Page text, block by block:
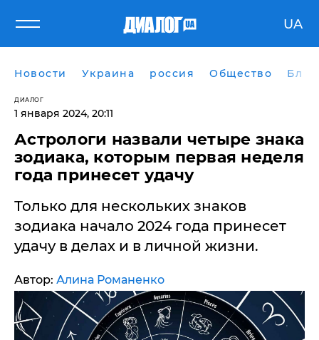
UA
Новости Украина россия Общество
ДИАЛОГ
1 января 2024, 20:11
Астрологи назвали четыре знака
зодиака, которым первая неделя
года принесет удачу
Только для нескольких знаков
зодиака начало 2024 года принесет
удачу в делах и в личной жизни.
Автор: Алина Романенко